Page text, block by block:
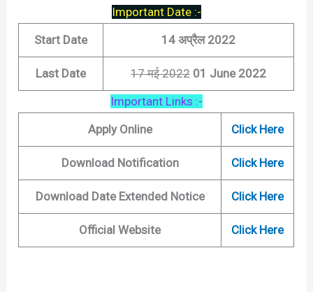
Important Date :-
Start Date
14 अप्रैल 2022
Last Date 17 मई 2022 01 June 2022
Important Links :-
Apply Online
Click Here
Download Notification Click Here
Download Date Extended Notice Click Here
Official Website Click Here